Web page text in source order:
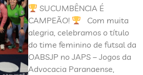
SUCUMBÊNCIA É
CAMPEÃO!
Com muita
alegria, celebramos o título
do time feminino de futsal da
OABSJP no JAPS – Jogos da
Advocacia Paranaense,